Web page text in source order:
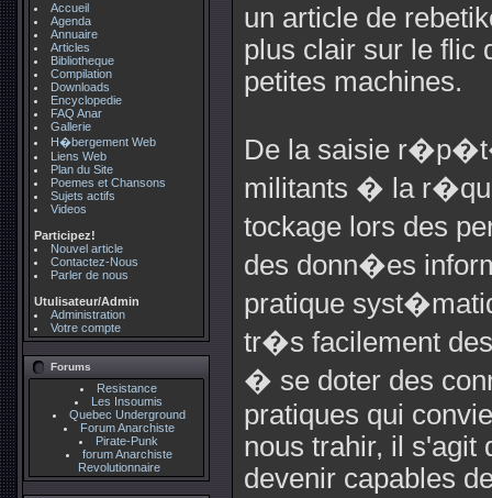
Accueil
Agenda
Annuaire
Articles
Bibliotheque
Compilation
Downloads
Encyclopedie
FAQ Anar
Gallerie
H�bergement Web
Liens Web
Plan du Site
Poemes et Chansons
Sujets actifs
Videos
Participez!
Nouvel article
Contactez-Nous
Parler de nous
Utulisateur/Admin
Administration
Votre compte
Forums
Resistance
Les Insoumis
Quebec Underground
Forum Anarchiste
Pirate-Punk
forum Anarchiste
Revolutionnaire
un article de
plus clair sur le flic
petites machines.
De la saisie
militants � la
tockage lors des
des donn�es
pratique
tr�s facilement
� se doter des
pratiques qui
nous trahir, il s'agit
devenir capables